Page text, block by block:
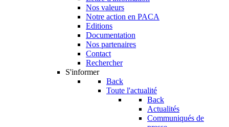
Nos valeurs
Notre action en PACA
Editions
Documentation
Nos partenaires
Contact
Rechercher
S'informer
Back
Toute l'actualité
Back
Actualités
Communiqués de